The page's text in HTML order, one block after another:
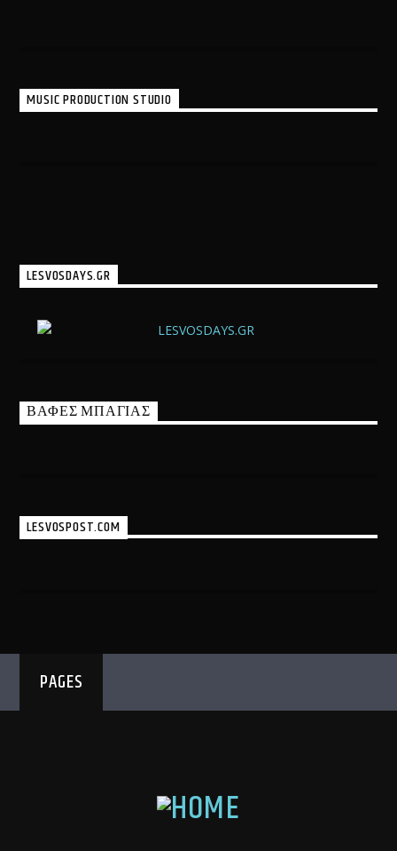
MUSIC PRODUCTION STUDIO
LESVOSDAYS.GR
ΒΑΦΕΣ ΜΠΑΓΙΑΣ
LESVOSPOST.COM
PAGES